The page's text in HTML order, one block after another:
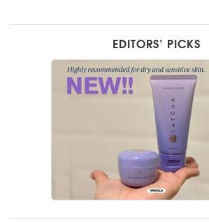
EDITORS’ PICKS